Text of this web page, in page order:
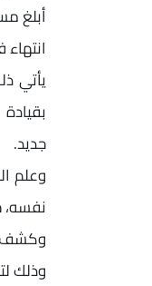
أبلغ
يأتي
جديد.
وعلم
وكشف
وذلك